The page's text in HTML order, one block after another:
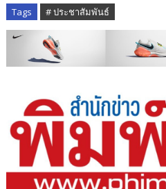
Tags # ประชาสัมพันธ์